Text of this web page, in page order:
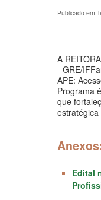
Publicado em
A
- GRE/
APE:
Programa
que
estratégica
Edital